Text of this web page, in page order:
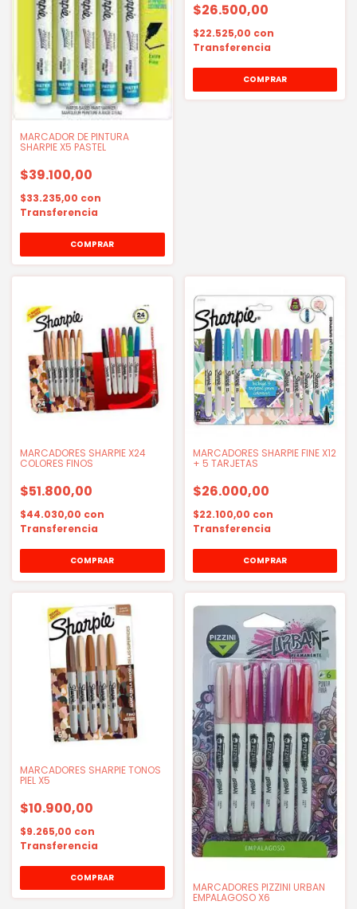
MARCADOR DE PINTURA
SHARPIE X5 PASTEL
$39.100,00
$33.235,00 con
Transferencia
$26.500,00
$22.525,00 con
Transferencia
MARCADORES SHARPIE X24
COLORES FINOS
$51.800,00
$44.030,00 con
Transferencia
MARCADORES SHARPIE FINE X12
+ 5 TARJETAS
$26.000,00
$22.100,00 con
Transferencia
MARCADORES SHARPIE TONOS
PIEL X5
$10.900,00
$9.265,00 con
Transferencia
MARCADORES PIZZINI URBAN
EMPALAGOSO X6